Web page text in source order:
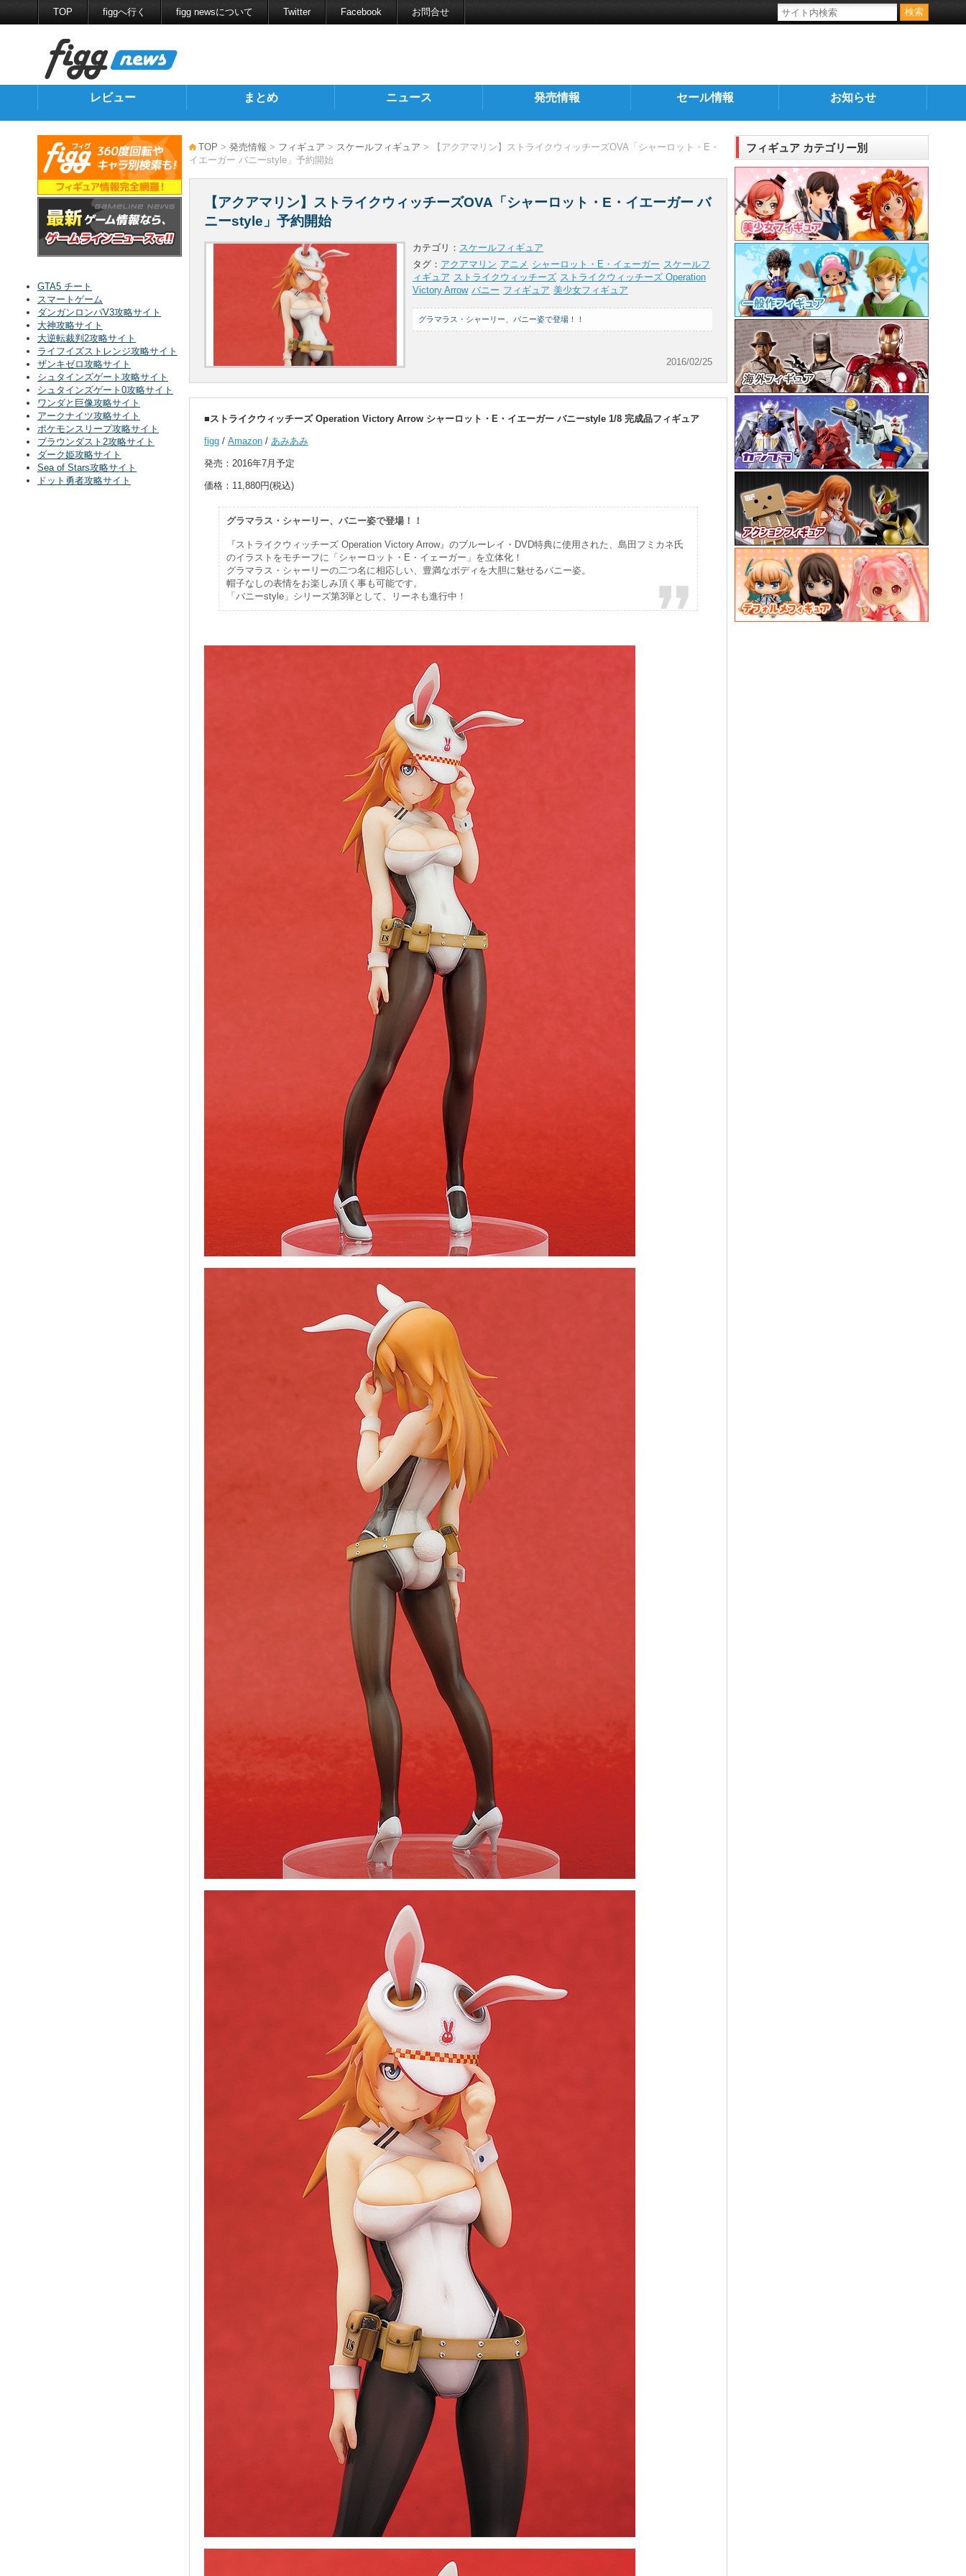
TOP figgへ行く figg newsについて Twitter Facebook お問合せ
レビュー まとめ ニュース 発売情報 セール情報 お知らせ
TOP > 発売情報 > フィギュア > スケールフィギュア > 【アクアマリン】ストライクウィッチーズOVA「シャーロット・E・
イエーガー バニーstyle」予約開始
【アクアマリン】ストライクウィッチーズOVA「シャーロット・E・イエーガー バ
ニーstyle」予約開始
カテゴリ： スケールフィギュア
タグ： アクアマリン アニメ シャーロット・E・イェーガー スケールフ
ィギュア ストライクウィッチーズ ストライクウィッチーズ Operation
Victory Arrow バニー フィギュア 美少女フィギュア
2016/02/25
グラマラス・シャーリー、バニー姿で登場！！
■ストライクウィッチーズ Operation Victory Arrow シャーロット・E・イエーガー バニーstyle 1/8 完成品フィギュア
figg / Amazon / あみあみ
発売：2016年7月予定
価格：11,880円(税込)
グラマラス・シャーリー、バニー姿で登場！！
『ストライクウィッチーズ Operation Victory Arrow』のブルーレイ・DVD特典に使用された、島田フミカネ氏
のイラストをモチーフに「シャーロット・E・イェーガー」を立体化！
グラマラス・シャーリーの二つ名に相応しい、豊満なボディを大胆に魅せるバニー姿。
帽子なしの表情をお楽しみ頂く事も可能です。
「バニーstyle」シリーズ第3弾として、リーネも進行中！
GTA5 チート
スマートゲーム
ダンガンロンパV3攻略サイト
大神攻略サイト
大逆転裁判2攻略サイト
ライフイズストレンジ攻略サイト
ザンキゼロ攻略サイト
シュタインズゲート攻略サイト
シュタインズゲート0攻略サイト
ワンダと巨像攻略サイト
アークナイツ攻略サイト
ポケモンスリープ攻略サイト
ブラウンダスト2攻略サイト
ダーク姫攻略サイト
Sea of Stars攻略サイト
ドット勇者攻略サイト
フィギュア カテゴリー別